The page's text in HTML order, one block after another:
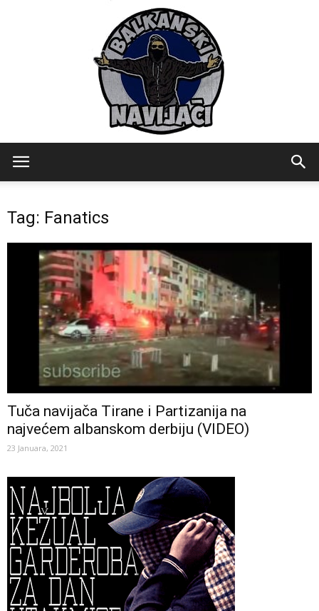
Tag: Fanatics
Tuča navijača Tirane i Partizanija na
najvećem albanskom derbiju (VIDEO)
23 Januara, 2021